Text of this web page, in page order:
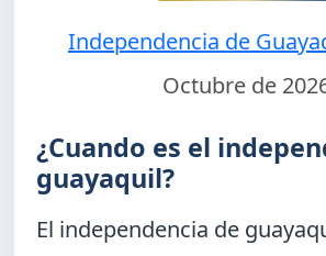
Independencia de
Octubre de
¿Cuando es el
guayaquil?
El independencia de